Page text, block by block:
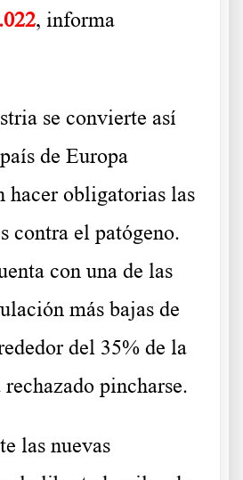
, informa
se convierte así
de Europa
hacer obligatorias las
contra el patógeno.
con una de las
más bajas de
del 35% de la
pincharse.
las nuevas